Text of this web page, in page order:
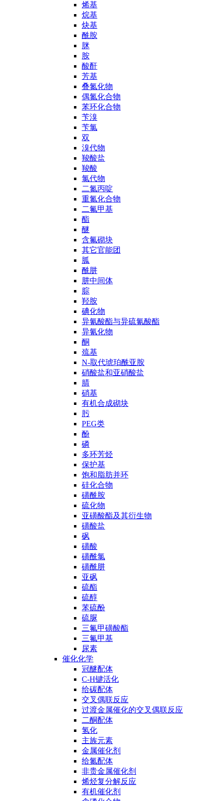
烯基
烷基
炔基
酰胺
脒
胺
酸酐
芳基
叠氮化物
偶氮化合物
苯环化合物
苄溴
苄氯
双
溴代物
羧酸盐
羧酸
氯代物
二氮丙啶
重氮化合物
二氟甲基
酯
醚
含氟砌块
其它官能团
胍
酰肼
肼中间体
腙
羟胺
碘化物
异氰酸酯与异硫氰酸酯
异氰化物
酮
巯基
N-取代琥珀酰亚胺
硝酸盐和亚硝酸盐
腈
硝基
有机合成砌块
肟
PEG类
酚
磷
多环芳烃
保护基
饱和脂肪并环
硅化合物
磺酰胺
硫化物
亚磺酸酯及其衍生物
磺酸盐
砜
磺酸
磺酰氯
磺酰肼
亚砜
硫酯
硫醇
苯硫酚
硫脲
三氟甲磺酸酯
三氟甲基
尿素
催化化学
冠醚配体
C-H键活化
给碳配体
交叉偶联反应
过渡金属催化的交叉偶联反应
二酮配体
氢化
主族元素
金属催化剂
给氮配体
非贵金属催化剂
烯烃复分解反应
有机催化剂